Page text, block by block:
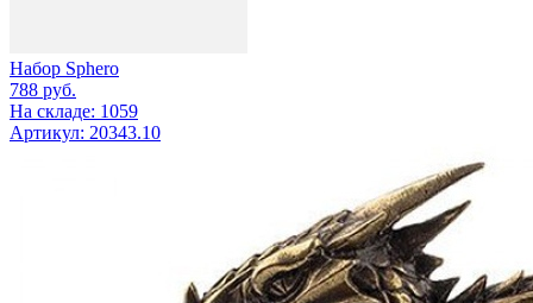
Набор Sphero
788 руб.
На складе: 1059
Артикул: 20343.10